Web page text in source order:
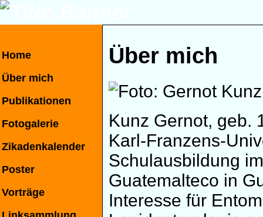
Home
Über mich
Publikationen
Fotogalerie
Zikadenkalender
Poster
Vorträge
Über mich
Kunz Gernot, geb.
Karl-Franzens-
Schulausbildung
Guatemalteco in
Interesse für